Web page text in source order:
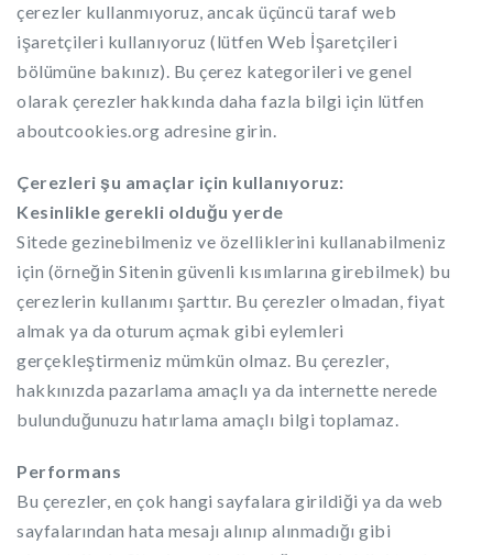
çerezler kullanmıyoruz, ancak üçüncü taraf web
işaretçileri kullanıyoruz (lütfen Web İşaretçileri
bölümüne bakınız). Bu çerez kategorileri ve genel
olarak çerezler hakkında daha fazla bilgi için lütfen
aboutcookies.org adresine girin.
Çerezleri şu amaçlar için kullanıyoruz:
Kesinlikle gerekli olduğu yerde
Sitede gezinebilmeniz ve özelliklerini kullanabilmeniz
için (örneğin Sitenin güvenli kısımlarına girebilmek) bu
çerezlerin kullanımı şarttır. Bu çerezler olmadan, fiyat
almak ya da oturum açmak gibi eylemleri
gerçekleştirmeniz mümkün olmaz. Bu çerezler,
hakkınızda pazarlama amaçlı ya da internette nerede
bulunduğunuzu hatırlama amaçlı bilgi toplamaz.
Performans
Bu çerezler, en çok hangi sayfalara girildiği ya da web
sayfalarından hata mesajı alınıp alınmadığı gibi